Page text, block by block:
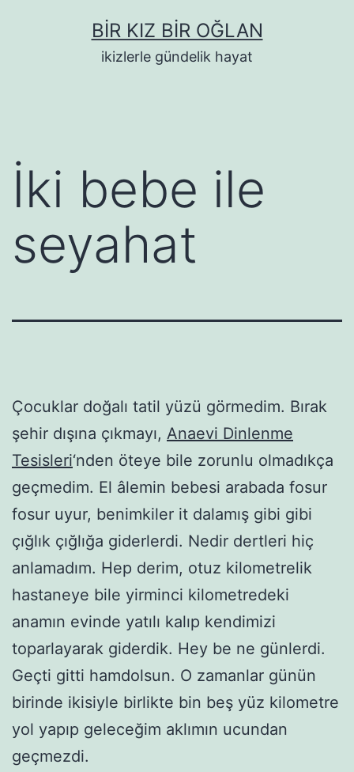
BIR KIZ BIR OĞLAN
ikizlerle gündelik hayat
İki bebe ile
seyahat
Çocuklar doğalı tatil yüzü görmedim. Bırak
şehir dışına çıkmayı, Anaevi Dinlenme
Tesisleri‘nden öteye bile zorunlu olmadıkça
geçmedim. El âlemin bebesi arabada fosur
fosur uyur, benimkiler it dalamış gibi gibi
çığlık çığlığa giderlerdi. Nedir dertleri hiç
anlamadım. Hep derim, otuz kilometrelik
hastaneye bile yirminci kilometredeki
anamın evinde yatılı kalıp kendimizi
toparlayarak giderdik. Hey be ne günlerdi.
Geçti gitti hamdolsun. O zamanlar günün
birinde ikisiyle birlikte bin beş yüz kilometre
yol yapıp geleceğim aklımın ucundan
geçmezdi.